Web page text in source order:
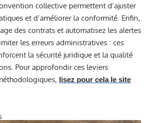
collective permettent d’ajuster
et d’améliorer la conformité. Enfin,
des contrats et automatisez les alertes
les erreurs administratives : ces
la sécurité juridique et la qualité
Pour approfondir ces leviers
lisez pour cela le site